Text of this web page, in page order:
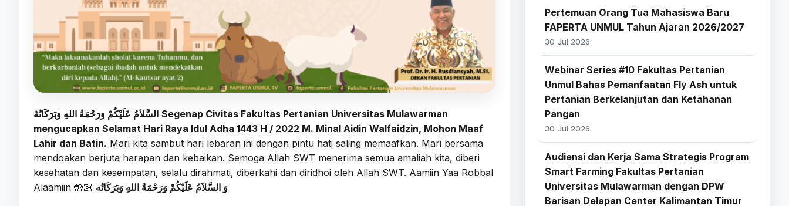
السَّلاَمُ عَلَيْكُمْ وَرَحْمَةُ اللهِ وَبَرَكَاتُهُ Segenap Civitas Fakultas Pertanian Universitas Mulawarman
mengucapkan Selamat Hari Raya Idul Adha 1443 H / 2022 M. Minal Aidin Walfaidzin, Mohon Maaf
Lahir dan Batin. Mari kita sambut hari lebaran ini dengan pintu hati saling memaafkan. Mari bersama
mendoakan berjuta harapan dan kebaikan. Semoga Allah SWT menerima semua amaliah kita, diberi
kesehatan dan kesempatan, selalu dirahmati, diberkahi dan diridhoi oleh Allah SWT. Aamiin Yaa Robbal
Alaamiin 🤲🏻 وَ السَّلاَمُ عَلَيْكُمْ وَرَحْمَةُ اللهِ وَبَرَكَاتُه
Pertemuan Orang Tua Mahasiswa Baru
FAPERTA UNMUL Tahun Ajaran 2026/2027
30 Jul 2026
Webinar Series #10 Fakultas Pertanian
Unmul Bahas Pemanfaatan Fly Ash untuk
Pertanian Berkelanjutan dan Ketahanan
Pangan
30 Jul 2026
Audiensi dan Kerja Sama Strategis Program
Smart Farming Fakultas Pertanian
Universitas Mulawarman dengan DPW
Barisan Delapan Center Kalimantan Timur